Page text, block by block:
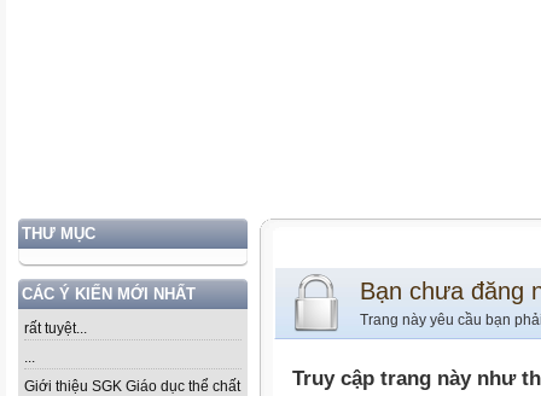
THƯ MỤC
CÁC Ý KIẾN MỚI NHẤT
rất tuyệt...
...
Giới thiệu SGK Giáo dục thể chất
Bạn chưa đăng
Trang này yêu cầu bạn
Truy cập trang này như